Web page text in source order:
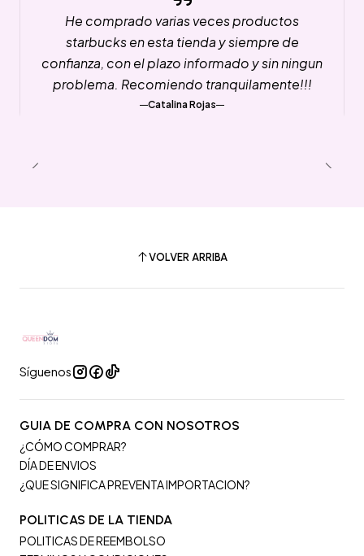
He comprado varias veces productos
starbucks en esta tienda y siempre de
confianza, con el plazo informado y sin ningun
problema. Recomiendo tranquilamente!!!
Catalina Rojas
VOLVER ARRIBA
Síguenos
GUIA DE COMPRA CON NOSOTROS
¿CÓMO COMPRAR?
DÍA DE ENVIOS
¿QUE SIGNIFICA PREVENTA IMPORTACION?
POLITICAS DE LA TIENDA
POLITICAS DE REEMBOLSO